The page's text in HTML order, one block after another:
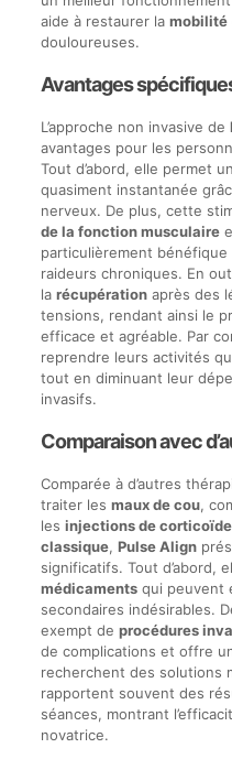
aide à restaurer la mobilité
douloureuses.
Avantages
L’approche non invasive de
avantages pour les
Tout d’abord, elle permet
quasiment instantanée
nerveux. De plus, cette
de la fonction musculaire
particulièrement
raideurs chroniques. En
la récupérationaprès des
tensions, rendant ainsi le
efficace et agréable. Par
reprendre leurs activités
tout en diminuant leur
invasifs.
Comparaison avec
Comparée à d’autres
traiter les maux de cou,
les injections de
classique, Pulse Align
significatifs. Tout d’abord,
médicamentsqui peuvent
secondaires indésirables.
exempt de procédures
de complications et offre
recherchent des solutions
rapportent souvent des
séances, montrant
novatrice.